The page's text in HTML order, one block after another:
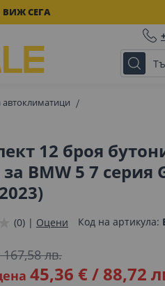
ВИЖ СЕГА
автоклиматици
12 броя
BMW 5 7 серия
(0) | Оцени Код на артикула
45,36 €/ 88,72
167,58 лв.